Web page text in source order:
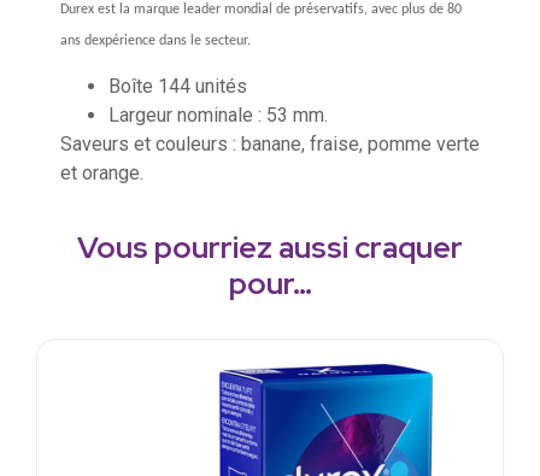
Durex est la marque leader mondial de préservatifs, avec plus de 80
ans dexpérience dans le secteur.
Boîte 144 unités
Largeur nominale : 53 mm.
Saveurs et couleurs : banane, fraise, pomme verte
et orange.
Vous pourriez aussi craquer
pour…